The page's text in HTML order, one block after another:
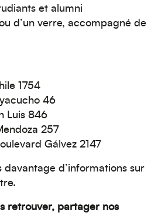
et alumni
d’un verre, accompagné de
1754
46
Luis 846
257
Gálvez 2147
d’informations sur
retrouver, partager nos